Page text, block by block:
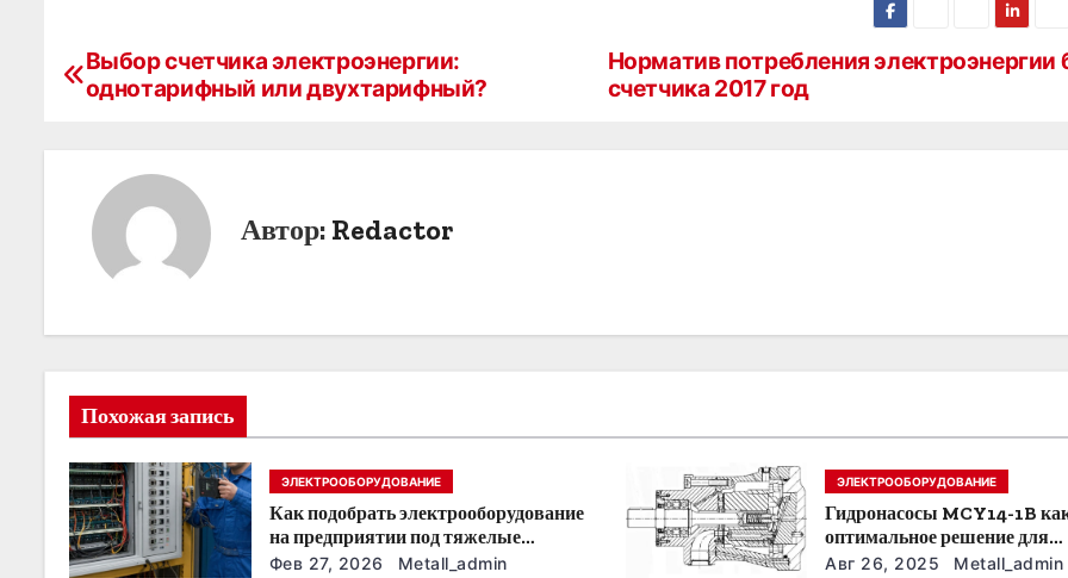
Н
и
я
п
о
Норматив потребления электроэнергии
счетчика 2017 год
Выбор счетчика электроэнергии:
однотарифный или двухтарифный?
Автор: Redactor
Похожая запись
ЭЛЕКТРООБОРУДОВАНИЕ
Как подобрать электрооборудование
на предприятии под тяжелые
условия эксплуатации
Фев 27, 2026 Metall_admin
ЭЛЕКТРООБОРУДОВАНИЕ
Гидронасосы MCY14-1B
оптимальное решение для
модернизации гидросистем
Авг 26, 2025 Metall_admin